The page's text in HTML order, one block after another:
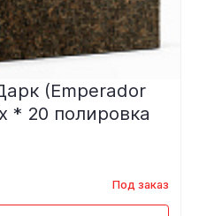
(Emperador
* 20 полировка
Под заказ